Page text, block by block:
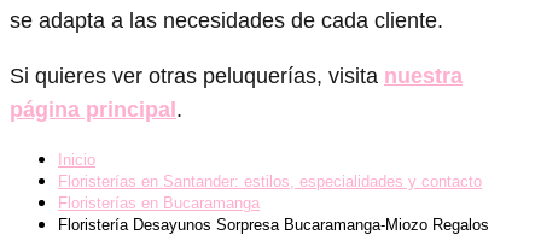
se adapta a las necesidades de cada cliente.
Si quieres ver otras peluquerías, visita nuestra
página principal.
Inicio
Floristerías en Santander: estilos, especialidades y contacto
Floristerías en Bucaramanga
Floristería Desayunos Sorpresa Bucaramanga-Miozo Regalos